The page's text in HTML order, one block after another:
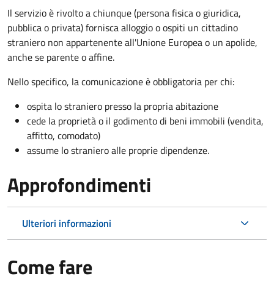
Il servizio è rivolto a chiunque (persona fisica o giuridica,
pubblica o privata) fornisca alloggio o ospiti un cittadino
straniero non appartenente all'Unione Europea o un apolide,
anche se parente o affine.
Nello specifico, la comunicazione è obbligatoria per chi:
ospita lo straniero presso la propria abitazione
cede la proprietà o il godimento di beni immobili (vendita,
affitto, comodato)
assume lo straniero alle proprie dipendenze.
Approfondimenti
Ulteriori informazioni
Come fare